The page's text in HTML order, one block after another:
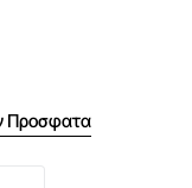
Προσφατα